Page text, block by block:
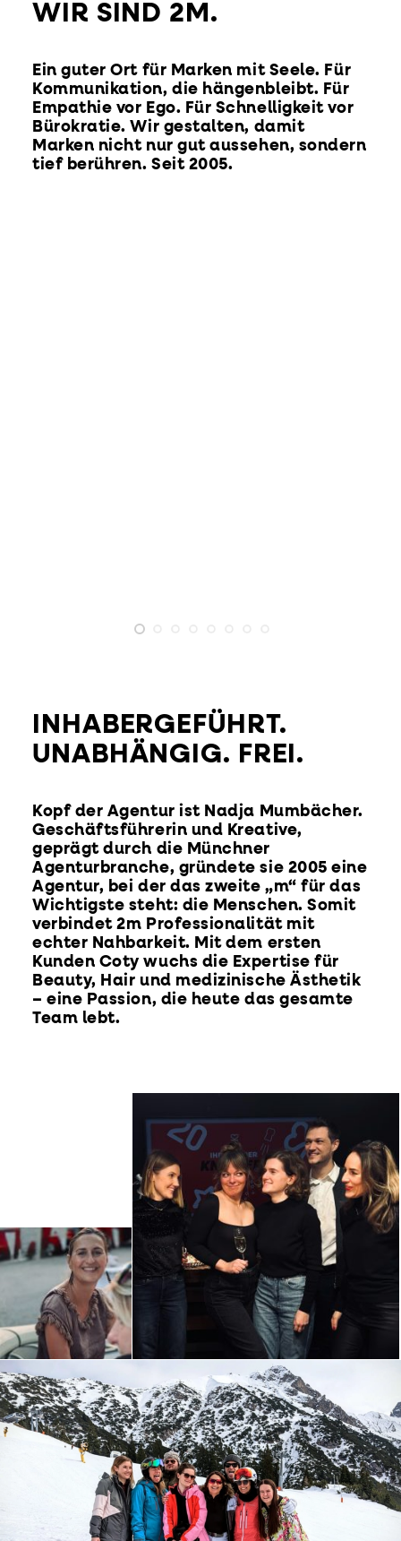
WIR SIND 2M.
Ein guter Ort für Marken mit Seele. Für
Kommunikation, die hängenbleibt. Für
Empathie vor Ego. Für Schnelligkeit vor
Bürokratie. Wir gestalten, damit
Marken nicht nur gut aussehen, sondern
tief berühren. Seit 2005.
INHABERGEFÜHRT.
UNABHÄNGIG. FREI.
Kopf der Agentur ist Nadja Mumbächer.
Geschäftsführerin und Kreative,
geprägt durch die Münchner
Agenturbranche, gründete sie 2005 eine
Agentur, bei der das zweite „m“ für das
Wichtigste steht: die Menschen. Somit
verbindet 2m Professionalität mit
echter Nahbarkeit. Mit dem ersten
Kunden Coty wuchs die Expertise für
Beauty, Hair und medizinische Ästhetik
– eine Passion, die heute das gesamte
Team lebt.